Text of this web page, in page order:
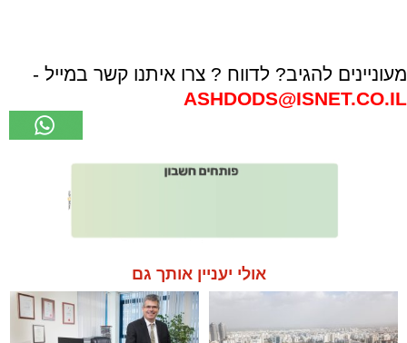
מעוניינים להגיב? לדווח ? צרו איתנו קשר במייל -
ASHDODS@ISNET.CO.IL
אולי יעניין אותך גם